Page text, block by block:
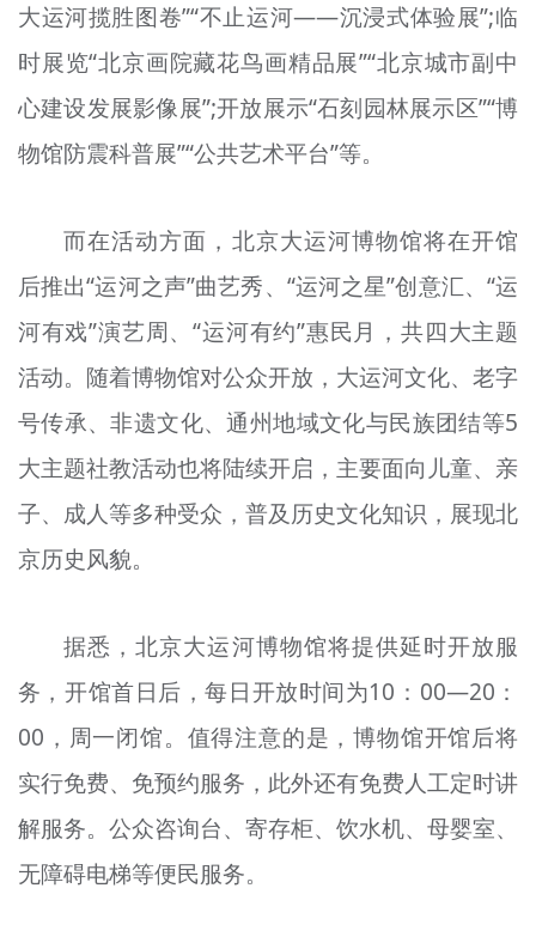
大运河揽胜图卷”“不止运河——沉浸式体验展”;临
时展览“北京画院藏花鸟画精品展”“北京城市副中
心建设发展影像展”;开放展示“石刻园林展示区”“博
物馆防震科普展”“公共艺术平台”等。
而在活动方面，北京大运河博物馆将在开馆
后推出“运河之声”曲艺秀、“运河之星”创意汇、“运
河有戏”演艺周、“运河有约”惠民月，共四大主题
活动。随着博物馆对公众开放，大运河文化、老字
号传承、非遗文化、通州地域文化与民族团结等5
大主题社教活动也将陆续开启，主要面向儿童、亲
子、成人等多种受众，普及历史文化知识，展现北
京历史风貌。
据悉，北京大运河博物馆将提供延时开放服
务，开馆首日后，每日开放时间为10：00—20：
00，周一闭馆。值得注意的是，博物馆开馆后将
实行免费、免预约服务，此外还有免费人工定时讲
解服务。公众咨询台、寄存柜、饮水机、母婴室、
无障碍电梯等便民服务。